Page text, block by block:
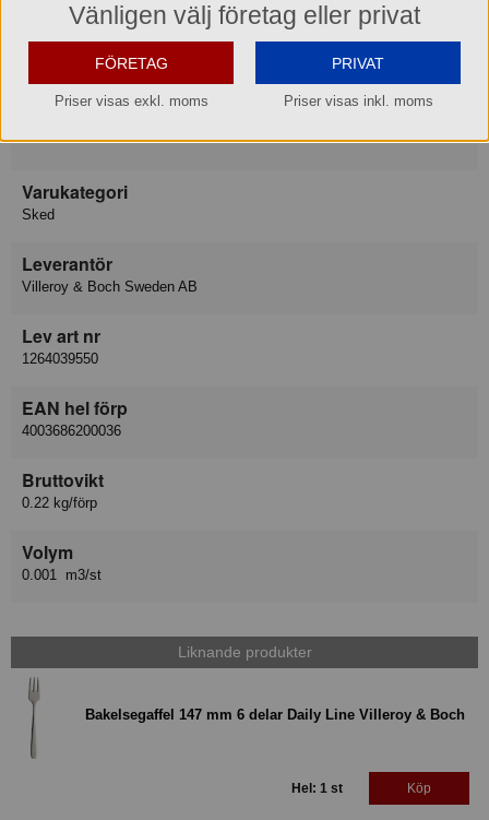
Konsumentkontakt
Villeroy & Boch Gustavsberg AB
Telefon
08-570 391 00
Varukategori
Sked
Leverantör
Villeroy & Boch Sweden AB
Lev art nr
1264039550
EAN hel förp
4003686200036
Bruttovikt
0.22 kg/förp
Volym
0.001 m3/st
Liknande produkter
Bakelsegaffel 147 mm 6 delar Daily Line Villeroy & Boch
Hel: 1 st Köp
Vänligen välj företag eller privat
FÖRETAG
Priser visas exkl. moms
PRIVAT
Priser visas inkl. moms